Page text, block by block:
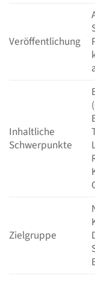
Veröffentlichung
Inhaltliche
Schwerpunkte
Zielgruppe